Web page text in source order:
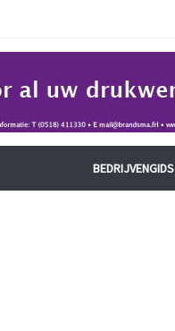
BEDRIJVENGIDS